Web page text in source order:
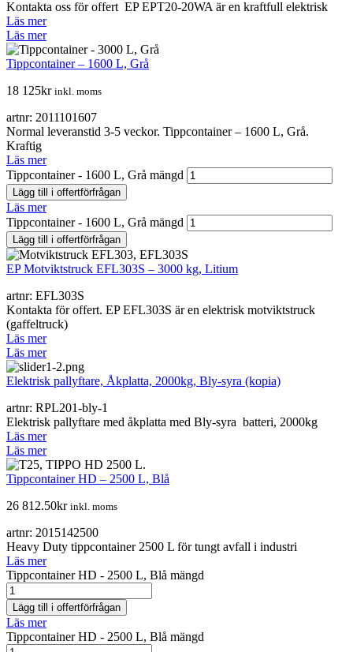
Kontakta oss för offert EP EPT20-20WA är en kraftfull elektrisk
Läs mer
Läs mer
Tippcontainer – 1600 L, Grå
18 125kr inkl. moms
artnr: 2011101607
Normal leveranstid 3-5 veckor. Tippcontainer – 1600 L, Grå.
Kraftig
Läs mer
Tippcontainer - 1600 L, Grå mängd
Lägg till i offertförfrågan
Läs mer
Tippcontainer - 1600 L, Grå mängd
Lägg till i offertförfrågan
EP Motviktstruck EFL303S – 3000 kg, Litium
artnr: EFL303S
Kontakta för offert. EP EFL303S är en elektrisk motviktstruck
(gaffeltruck)
Läs mer
Läs mer
Elektrisk pallyftare, Åkplatta, 2000kg, Bly-syra (kopia)
artnr: RPL201-bly-1
Elektrisk pallyftare med åkplatta med Bly-syra batteri, 2000kg
Läs mer
Läs mer
Tippcontainer HD – 2500 L, Blå
26 812.50kr inkl. moms
artnr: 2015142500
Heavy Duty tippcontainer 2500 L för tungt avfall i industri
Läs mer
Tippcontainer HD - 2500 L, Blå mängd
Lägg till i offertförfrågan
Läs mer
Tippcontainer HD - 2500 L, Blå mängd